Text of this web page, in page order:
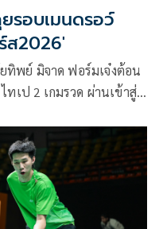
อบเมนดรอว์
ส2026'
พย์ มิจาด ฟอร์มเจ๋งต้อน
ทเป 2 เกมรวด ผ่านเข้าสู่